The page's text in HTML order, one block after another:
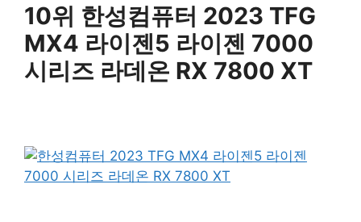
10위 한성컴퓨터 2023 TFG
MX4 라이젠5 라이젠 7000
시리즈 라데온 RX 7800 XT